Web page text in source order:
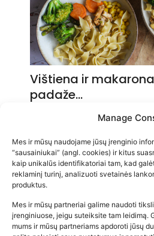
Manage
Mes ir mūsų naudojame jūsų įrenginio
“sausainiukai” (angl. cookies) ir kitus
kaip unikalūs identifikatoriai tam, kad
reklaminį turinį, analizuoti svetainės
produktus.
Mes ir mūsų partneriai galime naudoti
įrenginiuose, jeigu suteiksite tam leidimą.
mums ir mūsų partneriams apdoroti jūsų
Vištiena ir
padaže…